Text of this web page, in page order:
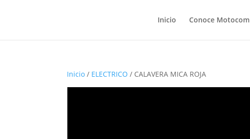
Inicio Conoce Motocom
Inicio / ELECTRICO / CALAVERA MICA ROJA